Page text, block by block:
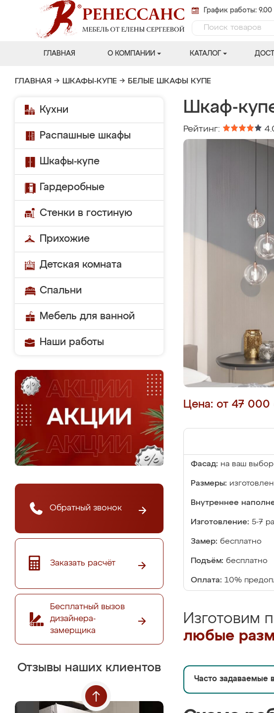
График работы:
ГЛАВНАЯ О КОМПАНИИ КАТАЛОГ
ГЛАВНАЯ → ШКАФЫ-КУПЕ → БЕЛЫЕ ШКАФЫ КУПЕ
Кухни
Распашные шкафы
Шкафы-купе
Гардеробные
Стенки в гостиную
Прихожие
Детская комната
Спальни
Мебель для ванной
Наши работы
Обратный звонок
Заказать расчёт
Бесплатный вызов
дизайнера-
замерщика
Отзывы наших клиентов
Шкаф-
Рейтинг:
Цена: от 47 000
Фасад: на ваш
Размеры:
Внутреннее
Изготовление: 5-7
Замер: бесплатно
Подъём: бесплатно
Оплата: 10%
Изготовим
любые
Часто задаваемые